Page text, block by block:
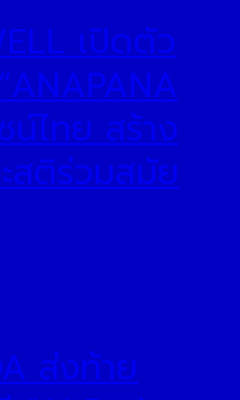
เปิดตัว
น์ไทย สร้าง
สติร่วมสมัย
ส่งท้าย